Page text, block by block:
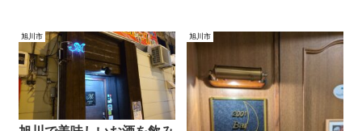
ティまで最高なお店。そしてチ
ャームも美味しい。 もう少しお
酒が強ければ色々飲みたいけれ
ど、そこは今後も通ってこなし
ていこう。
を飲み、分厚いトーストを齧
り、お店の空気を十二分に味わ
ってきた。
旭川市 旭川市